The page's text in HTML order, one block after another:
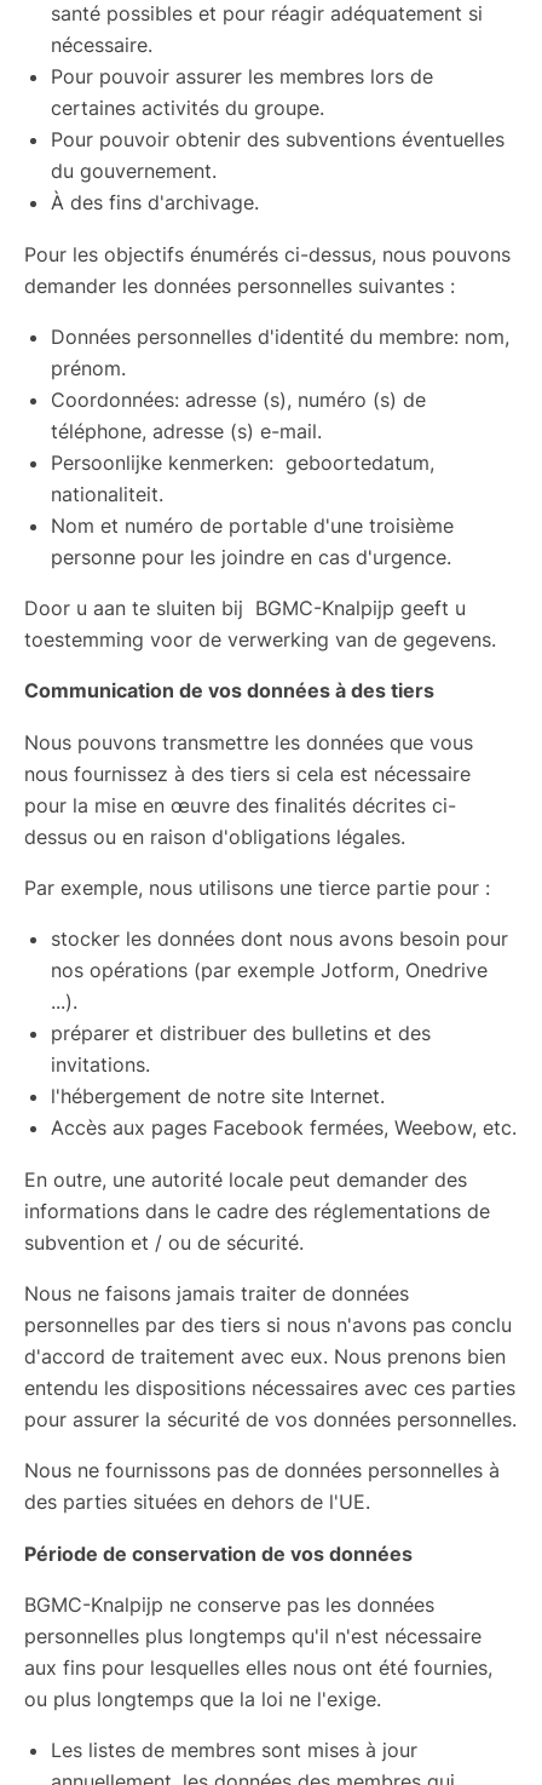
santé possibles et pour réagir adéquatement si
nécessaire.
Pour pouvoir assurer les membres lors de
certaines activités du groupe.
Pour pouvoir obtenir des subventions éventuelles
du gouvernement.
À des fins d'archivage.
Pour les objectifs énumérés ci-dessus, nous pouvons
demander les données personnelles suivantes :
Données personnelles d'identité du membre: nom,
prénom.
Coordonnées: adresse (s), numéro (s) de
téléphone, adresse (s) e-mail.
Persoonlijke kenmerken: geboortedatum,
nationaliteit.
Nom et numéro de portable d'une troisième
personne pour les joindre en cas d'urgence.
Door u aan te sluiten bij BGMC-Knalpijp geeft u
toestemming voor de verwerking van de gegevens.
Communication de vos données à des tiers
Nous pouvons transmettre les données que vous
nous fournissez à des tiers si cela est nécessaire
pour la mise en œuvre des finalités décrites ci-
dessus ou en raison d'obligations légales.
Par exemple, nous utilisons une tierce partie pour :
stocker les données dont nous avons besoin pour
nos opérations (par exemple Jotform, Onedrive
...).
préparer et distribuer des bulletins et des
invitations.
l'hébergement de notre site Internet.
Accès aux pages Facebook fermées, Weebow, etc.
En outre, une autorité locale peut demander des
informations dans le cadre des réglementations de
subvention et / ou de sécurité.
Nous ne faisons jamais traiter de données
personnelles par des tiers si nous n'avons pas conclu
d'accord de traitement avec eux. Nous prenons bien
entendu les dispositions nécessaires avec ces parties
pour assurer la sécurité de vos données personnelles.
Nous ne fournissons pas de données personnelles à
des parties situées en dehors de l'UE.
Période de conservation de vos données
BGMC-Knalpijp ne conserve pas les données
personnelles plus longtemps qu'il n'est nécessaire
aux fins pour lesquelles elles nous ont été fournies,
ou plus longtemps que la loi ne l'exige.
Les listes de membres sont mises à jour